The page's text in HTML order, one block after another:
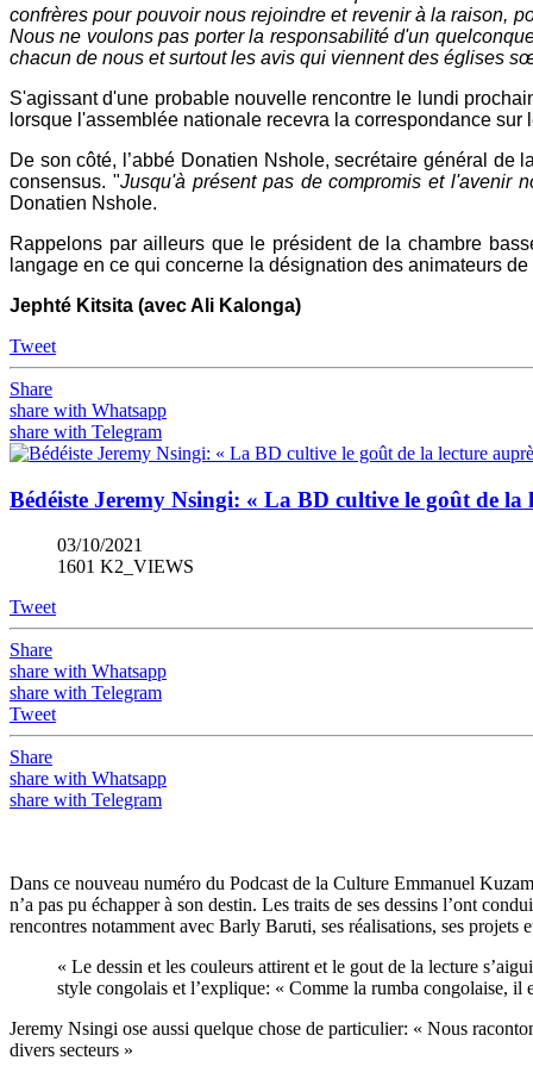
confrères pour pouvoir nous rejoindre et revenir à la raison,
Nous ne voulons pas porter la responsabilité d'un
chacun de nous et surtout les avis qui viennent des églises
S'agissant d'une probable nouvelle rencontre le lundi
lorsque l'assemblée nationale recevra la correspondance
De son côté, l’abbé Donatien Nshole, secrétaire général
consensus. "Jusqu'à présent pas de compromis et l'avenir
Donatien Nshole.
Rappelons par ailleurs que le président de la chambre
langage en ce qui concerne la désignation des animateurs
Jephté Kitsita (avec Ali Kalonga)
Tweet
Share
share with Whatsapp
share with Telegram
Bédéiste Jeremy Nsingi: « La BD cultive le goût de la
03/10/2021
1601 K2_VIEWS
Tweet
Share
share with Whatsapp
share with Telegram
Tweet
Share
share with Whatsapp
share with Telegram
Dans ce nouveau numéro du Podcast de la Culture Emmanuel
n’a pas pu échapper à son destin. Les traits de ses dessins l’ont
rencontres notamment avec Barly Baruti, ses réalisations, ses projets
« Le dessin et les couleurs attirent et le gout de la lecture
style congolais et l’explique: « Comme la rumba congolaise, il
Jeremy Nsingi ose aussi quelque chose de particulier: « Nous
divers secteurs »